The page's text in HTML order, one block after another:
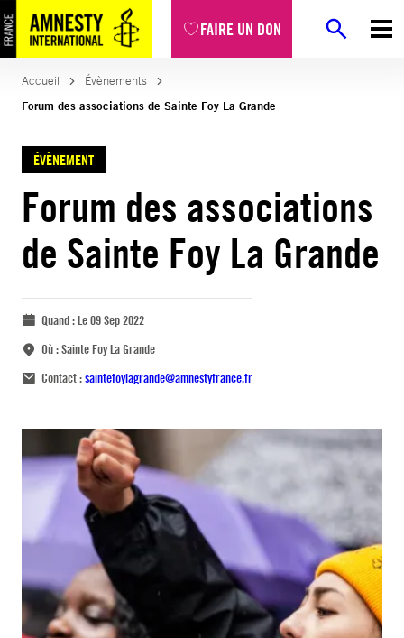
FAIRE UN DON
Accueil
Évènements
Forum des associations de Sainte Foy La Grande
ÉVÈNEMENT
Forum des associations
de Sainte Foy La Grande
Quand :Le 09 Sep 2022
Où :Sainte Foy La Grande
Contact :saintefoylagrande@amnestyfrance.fr